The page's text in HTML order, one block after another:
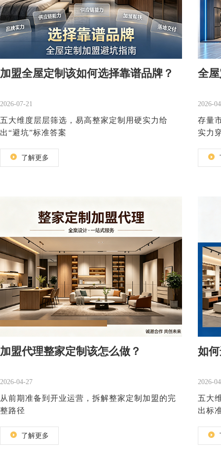
加盟全屋定制该如何选择靠谱品牌？
2026-07-21
五大维度层层筛选，易高整家定制用硬实力给
出“避坑”标准答案
了解更多
全
2026-
存量
实力
加盟代理整家定制该怎么做？
2026-04-27
从前期准备到开业运营，拆解整家定制加盟的完
整路径
了解更多
如
2026-
五大
出标